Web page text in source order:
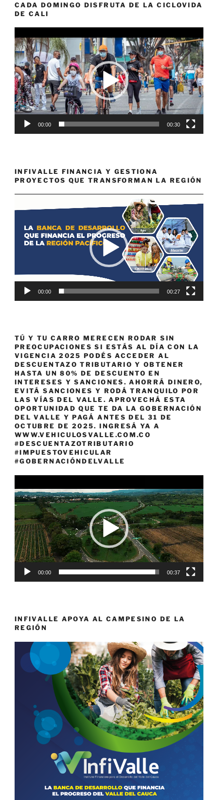
CADA DOMINGO DISFRUTA DE LA CICLOVIDA
DE CALI
de
vídeo
00:00 00:30
INFIVALLE FINANCIA Y GESTIONA
PROYECTOS QUE TRANSFORMAN LA REGIÓN
de
00:00 00:27
TÚ Y TU CARRO MERECEN RODAR SIN
PREOCUPACIONES SI ESTÁS AL DÍA CON LA
VIGENCIA 2025 PODÉS ACCEDER AL
DESCUENTAZO TRIBUTARIO Y OBTENER
HASTA UN 80% DE DESCUENTO EN
INTERESES Y SANCIONES. AHORRÁ DINERO,
EVITÁ SANCIONES Y RODÁ TRANQUILO POR
LAS VÍAS DEL VALLE. APROVECHÁ ESTA
OPORTUNIDAD QUE TE DA LA GOBERNACIÓN
DEL VALLE Y PAGÁ ANTES DEL 31 DE
OCTUBRE DE 2025. INGRESÁ YA A
WWW.VEHICULOSVALLE.COM.CO
#DESCUENTAZOTRIBUTARIO
#IMPUESTOVEHICULAR
#GOBERNACIÓNDELVALLE
de
vídeo
00:00 00:37
INFIVALLE APOYA AL CAMPESINO DE LA
REGIÓN